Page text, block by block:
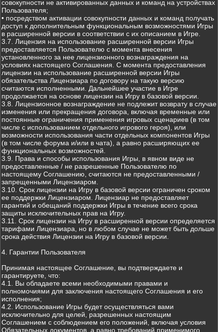
совокупности не активированных данных и команд на устройствах
Пользователя;
• посредством активации совокупности данных и команд получать
доступ к дополнительным функциональным возможностями Игры
в расширенной версии в соответствии с их описанием в Игре.
3.7. Лицензия на использование расширенной версии Игры
предоставляется Пользователю с момента внесения
установленного за нее лицензионного вознаграждения на
условиях настоящего Соглашения. С момента предоставления
лицензии на использование расширенной версии Игры
обязательства Лицензиара по договору на такую версию
считаются исполненными. Дальнейшее участие в Игре
продолжается на основе лицензии на Игру в базовой версии.
3.8. Лицензионное вознаграждение не подлежит возврату в случае
изменения или прекращения договора, включая временные или
постоянные ограничения применения игровых сценариев (в том
числе с использованием отдельного игрового героя), или
возможности использования части отдельных компонентов Игры
(в том числе форума и/или в чата), а равно расширяющих ее
функциональных возможностей.
3.9. Права и способы использования Игры, в явном виде не
предоставленные / не разрешенные Пользователю по
настоящему Соглашению, считаются не предоставленными /
запрещенными Лицензиаром.
3.10. Срок лицензии на Игру в базовой версии ограничен сроком
ее поддержки Лицензиаром. Лицензиар не предоставляет
гарантий и обещаний поддержки Игры в течение всего срока
защиты исключительных прав на Игру.
3.11. Срок лицензии на Игру в расширенной версии определяется
тарифами Лицензиара, но в любом случае не может быть дольше
срока действия Лицензии на Игру в базовой версии.
4. Гарантии Пользователя
Принимая настоящее Соглашение, вы подтверждаете и
гарантируете, что:
4.1. Вы обладаете всеми необходимыми правами и
полномочиями для заключения настоящего Соглашения и его
исполнения;
4.2. Использование Игры будет осуществляться вами
исключительно для целей, разрешенных настоящим
Соглашением с соблюдением его положений, включая условия
Обязательных документов, а равно требований применимого